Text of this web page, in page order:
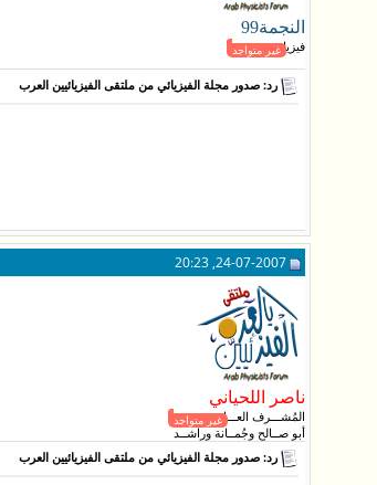
النجمة99
غير متواجد
فيزيائي عبقري
رد: صدور مجلة الفيزيائي من ملتقى الفيزيائيين العرب
ناصر اللحياني
غير متواجدالمُشـــرف العـــام
أبو صــالح وجُمــانة وراشــد
رد: صدور مجلة الفيزيائي من ملتقى الفيزيائيين العرب